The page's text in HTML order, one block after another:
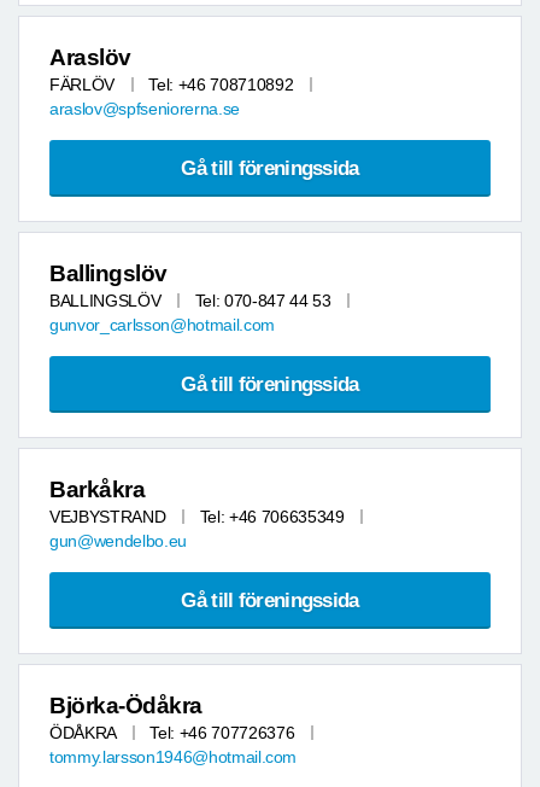
Araslöv
FÄRLÖV
Tel: +46 708710892
araslov@spfseniorerna.se
Gå till föreningssida
Ballingslöv
BALLINGSLÖV
Tel: 070-847 44 53
gunvor_carlsson@hotmail.com
Gå till föreningssida
Barkåkra
VEJBYSTRAND
Tel: +46 706635349
gun@wendelbo.eu
Gå till föreningssida
Björka-Ödåkra
ÖDÅKRA
Tel: +46 707726376
tommy.larsson1946@hotmail.com